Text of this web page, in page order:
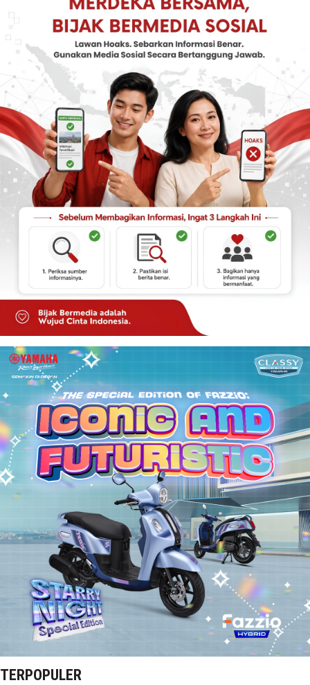
TERPOPULER